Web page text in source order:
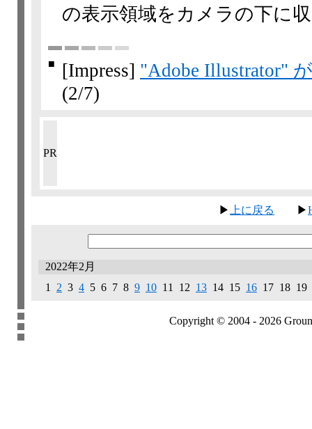
の表示領域をカメラの下に
■ [Impress] "Adobe Illustrator"
(2/7)
PR
▶ 上に戻る ▶
2022年2月
1 2 3 4 5 6 7 8 9 10 11 12 13 14 15 16 17 18
Copyright © 2004 - 2026